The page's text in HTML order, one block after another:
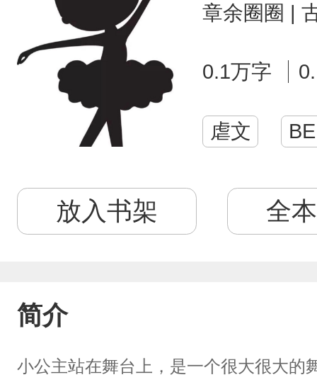
章余圈圈 |
0.1万字
虐文 BE
放入书架 全
简介
小公主站在舞台上，是一个很大很大的